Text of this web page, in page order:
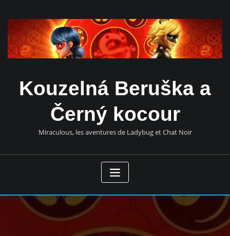
Kouzelná Beruška a
Černý kocour
Miraculous, les aventures de Ladybug et Chat Noir